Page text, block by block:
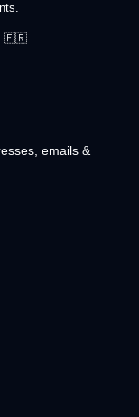
🇫🇷
emails &